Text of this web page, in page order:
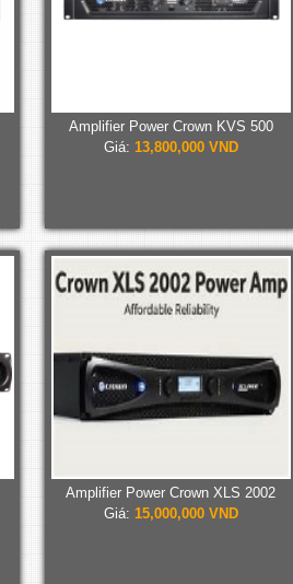
Amplifier Power Crown KVS 500
Giá: 13,800,000 VND
Amplifier Power Crown XLS 2002
Giá: 15,000,000 VND